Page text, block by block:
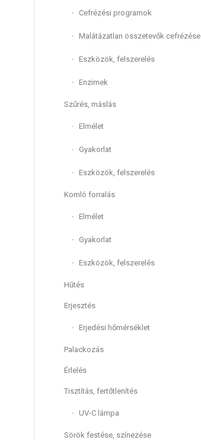
Cefrézési programok
Malátázatlan összetevők cefrézése
Eszközök, felszerelés
Enzimek
Szűrés, máslás
Elmélet
Gyakorlat
Eszközök, felszerelés
Komló forralás
Elmélet
Gyakorlat
Eszközök, felszerelés
Hűtés
Erjesztés
Erjedési hőmérséklet
Palackozás
Érlelés
Tisztítás, fertőtlenítés
UV-C lámpa
Sörök festése, színezése